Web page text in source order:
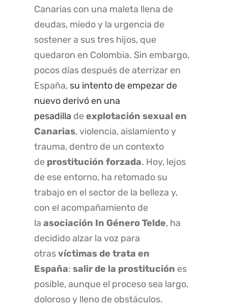
Canarias con una maleta llena de
deudas, miedo y la urgencia de
sostener a sus tres hijos, que
quedaron en Colombia. Sin embargo,
pocos días después de aterrizar en
España, su intento de empezar de
nuevo derivó en una
pesadilla deexplotación sexual en
Canarias, violencia, aislamiento y
trauma, dentro de un contexto
de prostitución forzada. Hoy, lejos
de ese entorno, ha retomado su
trabajo en el sector de la belleza y,
con el acompañamiento de
laasociación In Género Telde, ha
decidido alzar la voz para
otrasvíctimas de trata en
España:salir de la prostitución es
posible, aunque el proceso sea largo,
doloroso y lleno de obstáculos.